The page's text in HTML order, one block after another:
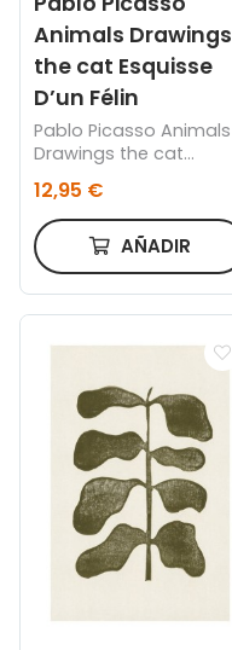
Animals Drawings
the cat Esquisse
D’un Félin
Pablo Picasso Animals
Drawings the cat
20x30 cm, Marco color
roble
12,95 €
AÑADIR